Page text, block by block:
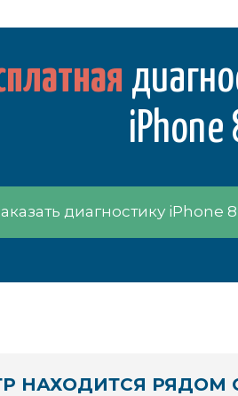
iPhone
диагностику iPhone 8
НАХОДИТСЯ РЯДОМ